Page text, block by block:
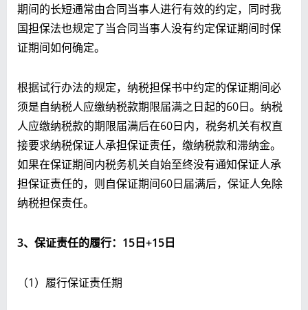
期间的长短通常由合同当事人进行有效的约定，同时我
国担保法也规定了当合同当事人没有约定保证期间时保
证期间如何确定。
根据试行办法的规定，纳税担保书中约定的保证期间必
须是自纳税人应缴纳税款期限届满之日起的60日。纳税
人应缴纳税款的期限届满后在60日内，税务机关有权直
接要求纳税保证人承担保证责任，缴纳税款和滞纳金。
如果在保证期间内税务机关自始至终没有通知保证人承
担保证责任的，则自保证期间60日届满后，保证人免除
纳税担保责任。
3、保证责任的履行：15日+15日
（1）履行保证责任期